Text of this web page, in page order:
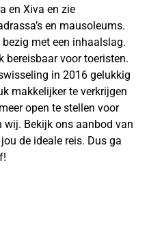
en Xiva en zie
en mausoleums.
met een inhaalslag.
bereisbaar voor toeristen.
in 2016 gelukkig
makkelijker te verkrijgen
open te stellen voor
wij. Bekijk ons aanbod van
de ideale reis. Dus ga